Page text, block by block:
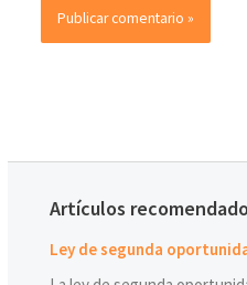
Artículos
Ley de segunda